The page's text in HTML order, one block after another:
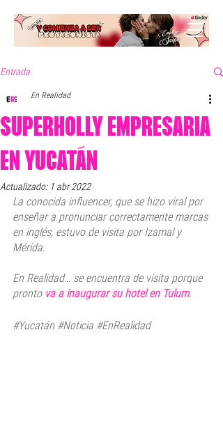
Entrada
SUPERHOLLY EMPRESARIA
EN YUCATÁN
En Realidad
Actualizado: 1 abr 2022
La conocida influencer, que se hizo viral por
enseñar a pronunciar correctamente marcas
en inglés, estuvo de visita por Izamal y
Mérida.
En Realidad… se encuentra de visita porque
pronto va a inaugurar su hotel en Tulum.
#Yucatán #Noticia #EnRealidad